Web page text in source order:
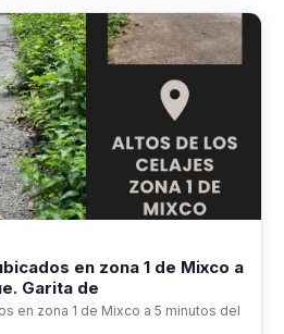
en zona 1 de Mixco a
Garita de
en zona 1 de Mixco a 5 minutos del